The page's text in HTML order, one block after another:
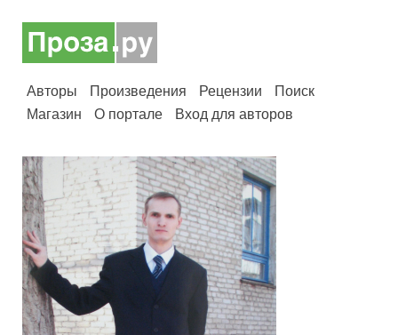
Авторы Произведения Рецензии
Поиск
Магазин
О портале Вход для авторов